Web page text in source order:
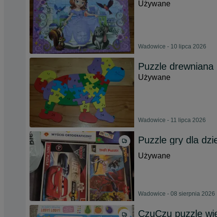
Używane
Wadowice - 10 lipca 2026
Puzzle drewniana
Używane
Wadowice - 11 lipca 2026
Puzzle gry dla
Używane
Wadowice - 08 sierpnia 2026
CzuCzu puzzle